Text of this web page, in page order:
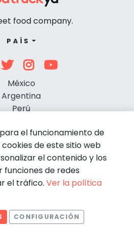
food company.
PAÍS
México
Argentina
Perú
2026
Política de privacidad
el funcionamiento de
de este sitio web
el contenido y los
funciones de redes
el tráfico. Ver la política
CONFIGURACIÓN